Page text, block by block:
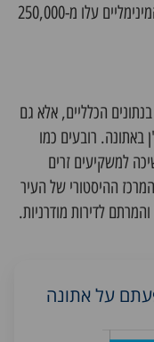
אישורי שהייה שהונפקו. עם זאת, הסכומים המינימליים עלו מ-250,000
הכלליים, אלא גם
באתונה. רובעים כמו
למשקיעים זרים
ההיסטורי של העיר
לדירות מודרניות.
על אתונה